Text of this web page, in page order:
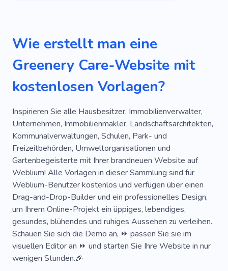
Umweltfreundlich
Gartenarbeit
Rasen
Baum Anlage
Farne
Monstera
Dünger Palmen
Produkt
Geschäft
Garten
Gartengestaltung
Baum- Und Strauchschnitt
Gärtner
Grüne Welt
Ökologie
Körner
Recycling
Nachhaltig
Grüne Wirtschaft
Selbstbewässerung Des Rasens
Reinigung
Landwirtschaft
Öko-Reinigung
Schmutz
Mineralien
Wie erstellt man eine
Greenery Care-Website mit
kostenlosen Vorlagen?
Inspirieren Sie alle Hausbesitzer, Immobilienverwalter,
Unternehmen, Immobilienmakler, Landschaftsarchitekten,
Kommunalverwaltungen, Schulen, Park- und
Freizeitbehörden, Umweltorganisationen und
Gartenbegeisterte mit Ihrer brandneuen Website auf
Weblium! Alle Vorlagen in dieser Sammlung sind für
Weblium-Benutzer kostenlos und verfügen über einen
Drag-and-Drop-Builder und ein professionelles Design,
um Ihrem Online-Projekt ein üppiges, lebendiges,
gesundes, blühendes und ruhiges Aussehen zu verleihen.
Schauen Sie sich die Demo an, ⏩ passen Sie sie im
visuellen Editor an ⏩ und starten Sie Ihre Website in nur
wenigen Stunden.🎉